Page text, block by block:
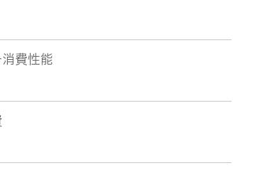
費性能